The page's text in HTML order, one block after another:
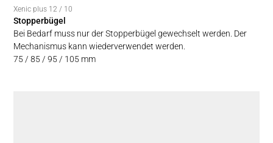
Xenic plus 12 / 10
Stopperbügel
Bei Bedarf muss nur der Stopperbügel gewechselt werden. Der
Mechanismus kann wiederverwendet werden.
75 / 85 / 95 / 105 mm